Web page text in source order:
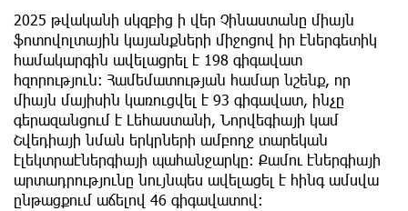
2025 թվականի սկզբից ի վեր Չինաստանը միայն
ֆոտովոլտային կայանքների միջոցով իր էներգետիկ
համակարգին ավելացրել է 198 գիգավատ
հզորություն: Համեմատության համար նշենք, որ
միայն մայիսին կառուցվել է 93 գիգավատ, ինչը
գերազանցում է Լեհաստանի, Նորվեգիայի կամ
Շվեդիայի նման երկրների ամբողջ տարեկան
էլեկտրաէներգիայի պահանջարկը: Քամու էներգիայի
արտադրությունը նույնպես ավելացել է հինգ ամսվա
ընթացքում աճելով 46 գիգավատով։